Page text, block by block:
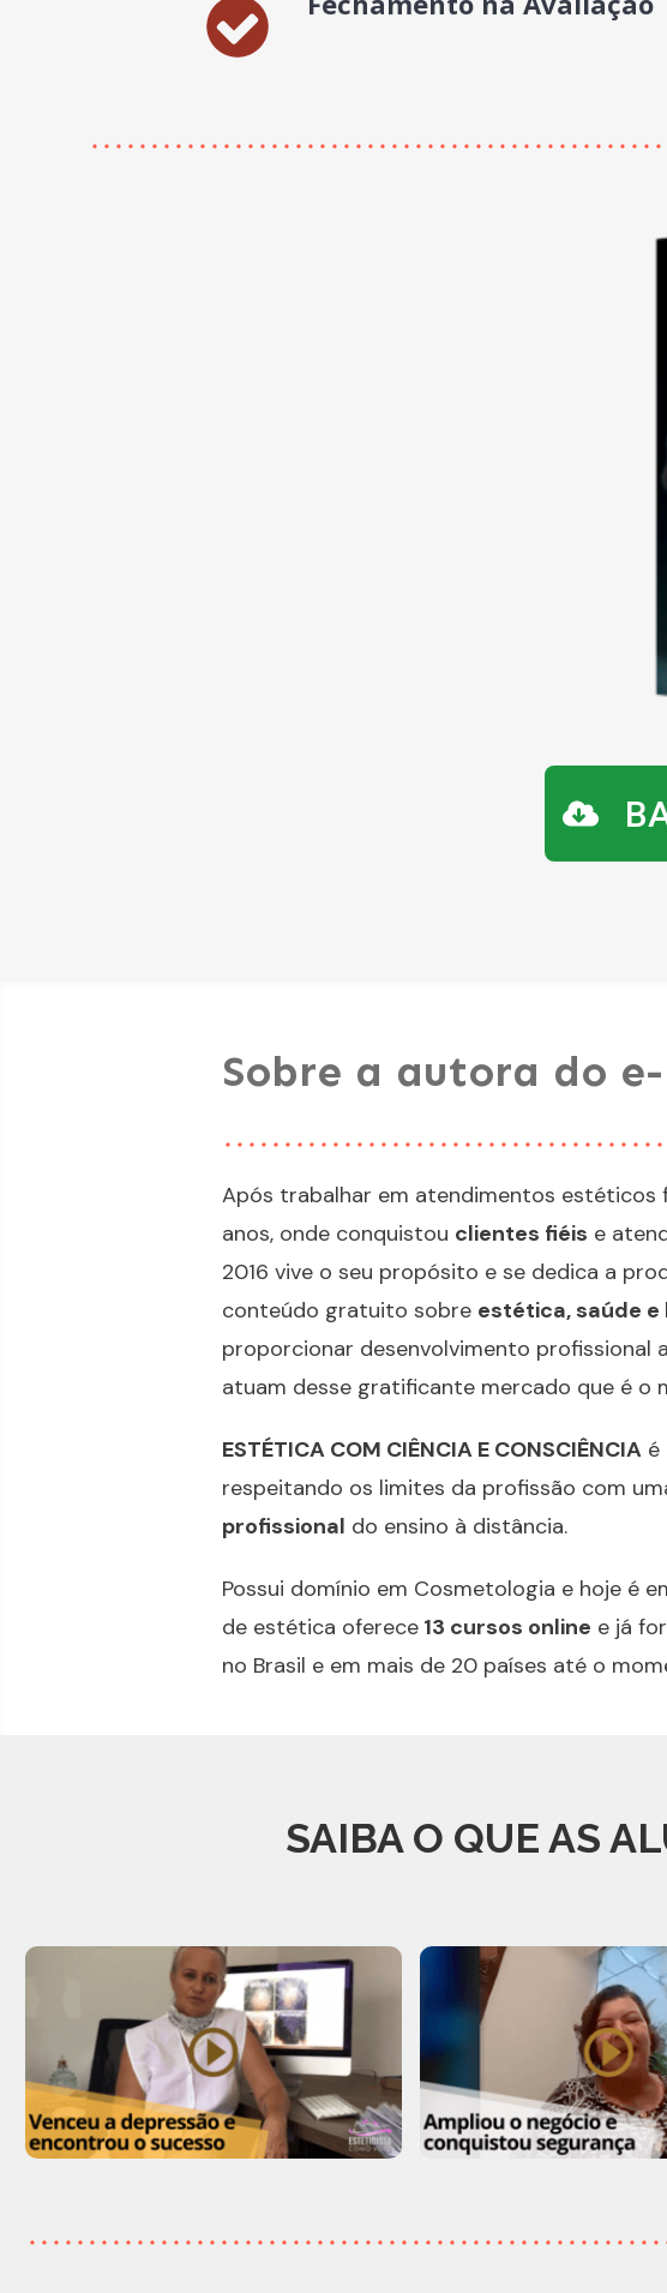
Sobre a autora do
Após trabalhar em atendimentos estéticos
anos, onde conquistou clientes fiéis e
2016 vive o seu propósito e se dedica a
conteúdo gratuito sobre estética, saúde e
proporcionar desenvolvimento profissional
atuam desse gratificante mercado que é o
ESTÉTICA COM CIÊNCIA E CONSCIÊNCIA é
respeitando os limites da profissão com
profissional do ensino à distância.
Possui domínio em Cosmetologia e hoje é
de estética oferece 13 cursos online e já
no Brasil e em mais de 20 países até o
SAIBA O QUE AS